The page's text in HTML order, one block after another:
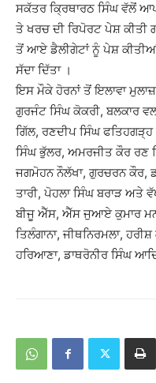
ਸਕੱਤਰ ਕਿ੍ਰਥਾਰਠ ਸਿੰਘ ਵੱਲੋਂ
ਤੇ ਖਰਚ ਦੀ ਰਿਪੋਰਟ ਪੇਸ਼
ਤੋਂ ਆਏ ਡੈਲੀਗੇਟਾਂ ਨੂੰ ਪੇਸ਼
ਸੱਦਾ ਦਿੱਤਾ ।
ਇਸ ਮੌਕੇ ਹੋਰਨਾਂ ਤੋਂ ਇਲਾਵਾ
ਗੁਰਜੰਟ ਸਿੰਘ ਕੋਕਰੀ, ਬਲਕਾਰ
ਗਿੱਲ, ਰਣਦੀਪ ਸਿੰਘ
ਸਿੰਘ ਭੁੱਲਰ, ਅਮਰਜੀਤ ਕੌਰ ਰਣ
ਜਗਮੋਹਨ ਨੌਲੱਖਾ, ਗੁਰਚਰਨ ਕੌਰ,
ਤਾਰੀ, ਪੋਹਲਾ ਸਿੰਘ ਬਰਾੜ ਅਤੇ
ਬੀਜੂ ਐੱਸ, ਐੱਸ ਜੁਆਏ ਕੁਮਾਰ
ਤਿਲੰਗਾਨਾ, ਜੀਥਨਿਰਮਲਾ,
ਹਰਿਆਣਾ, ਡਾਥਰੋਨੀਰ ਸਿੰਘ